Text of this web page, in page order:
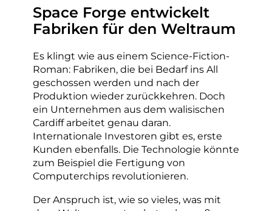
Space Forge entwickelt
Fabriken für den Weltraum
Es klingt wie aus einem Science-Fiction-
Roman: Fabriken, die bei Bedarf ins All
geschossen werden und nach der
Produktion wieder zurückkehren. Doch
ein Unternehmen aus dem walisischen
Cardiff arbeitet genau daran.
Internationale Investoren gibt es, erste
Kunden ebenfalls. Die Technologie könnte
zum Beispiel die Fertigung von
Computerchips revolutionieren.
Der Anspruch ist, wie so vieles, was mit